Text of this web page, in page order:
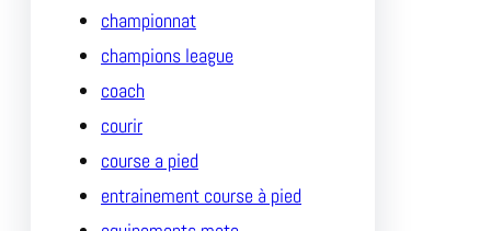
championnat
champions league
coach
courir
course a pied
entrainement course à pied